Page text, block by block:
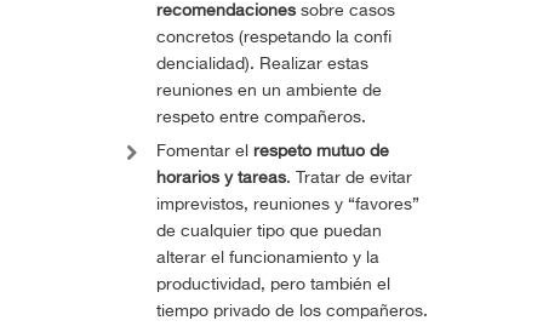
recomendaciones sobre casos
concretos (respetando la confi
dencialidad). Realizar estas
reuniones en un ambiente de
respeto entre compañeros.
Fomentar el respeto mutuo de
horarios y tareas. Tratar de evitar
imprevistos, reuniones y “favores”
de cualquier tipo que puedan
alterar el funcionamiento y la
productividad, pero también el
tiempo privado de los compañeros.